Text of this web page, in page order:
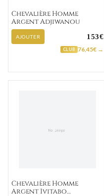
Chevalière Homme
Argent Adjiwanou
AJOUTER 153€
CLUB 76,45€ →
Chevalière Homme
Argent Ivitabo